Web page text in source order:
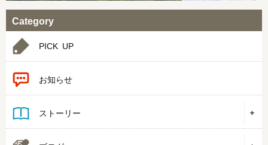
Category
PICK UP
お知らせ
ストーリー